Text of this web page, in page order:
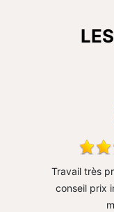
Travail très
conseil prix